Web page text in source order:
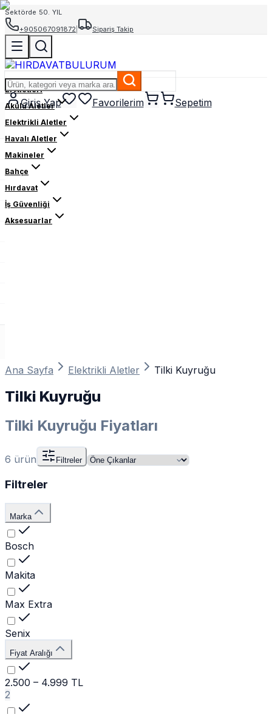
Sektörde 50. YIL
+905067091872
Sipariş Takip
Giriş Yap Favorilerim Sepetim
El Aletleri
Akülü Aletler
Elektrikli Aletler
Havalı Aletler
Makineler
Bahçe
Hırdavat
İş Güvenliği
Aksesuarlar
Ana Sayfa Elektrikli Aletler Tilki Kuyruğu
Tilki Kuyruğu
Tilki Kuyruğu Fiyatları
6 ürün Filtreler
Filtreler
Marka
Bosch
Makita
Max Extra
Senix
Fiyat Aralığı
2.500 – 4.999 TL
2